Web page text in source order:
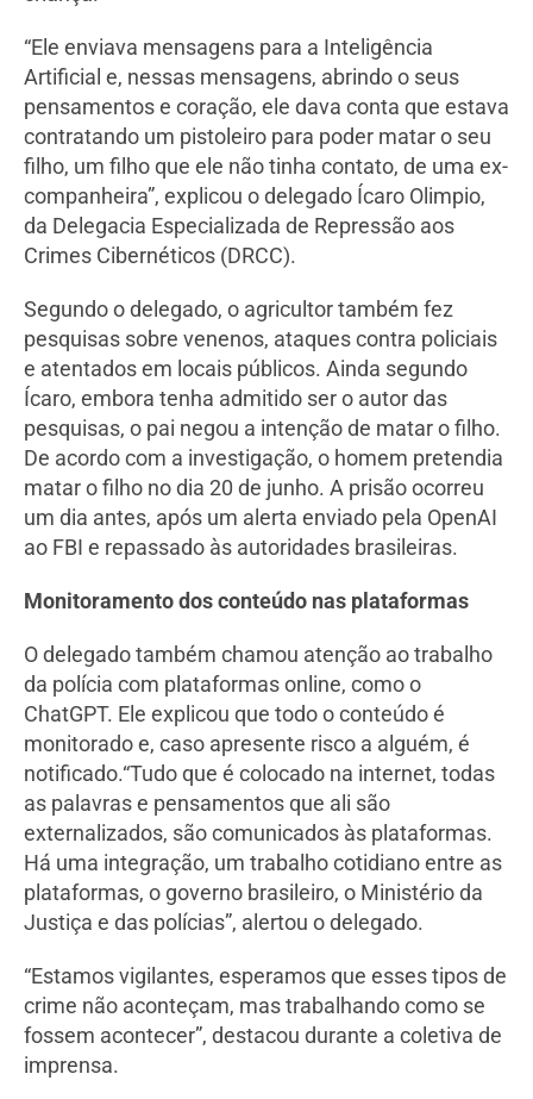
“Ele enviava mensagens para a Inteligência
Artificial e, nessas mensagens, abrindo o seus
pensamentos e coração, ele dava conta que estava
contratando um pistoleiro para poder matar o seu
filho, um filho que ele não tinha contato, de uma ex-
companheira”, explicou o delegado Ícaro Olimpio,
da Delegacia Especializada de Repressão aos
Crimes Cibernéticos (DRCC).
Segundo o delegado, o agricultor também fez
pesquisas sobre venenos, ataques contra policiais
e atentados em locais públicos. Ainda segundo
Ícaro, embora tenha admitido ser o autor das
pesquisas, o pai negou a intenção de matar o filho.
De acordo com a investigação, o homem pretendia
matar o filho no dia 20 de junho. A prisão ocorreu
um dia antes, após um alerta enviado pela OpenAI
ao FBI e repassado às autoridades brasileiras.
Monitoramento dos conteúdo nas plataformas
O delegado também chamou atenção ao trabalho
da polícia com plataformas online, como o
ChatGPT. Ele explicou que todo o conteúdo é
monitorado e, caso apresente risco a alguém, é
notificado.“Tudo que é colocado na internet, todas
as palavras e pensamentos que ali são
externalizados, são comunicados às plataformas.
Há uma integração, um trabalho cotidiano entre as
plataformas, o governo brasileiro, o Ministério da
Justiça e das polícias”, alertou o delegado.
“Estamos vigilantes, esperamos que esses tipos de
crime não aconteçam, mas trabalhando como se
fossem acontecer”, destacou durante a coletiva de
imprensa.